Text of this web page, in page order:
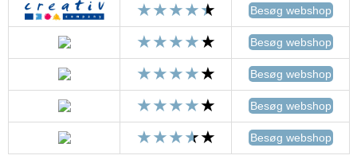
Besøg webshop
Besøg webshop
Besøg webshop
Besøg webshop
Besøg webshop